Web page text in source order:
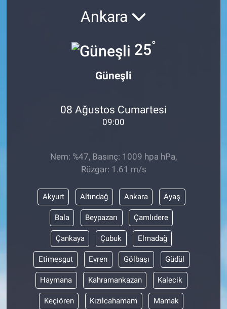
Ankara
25°
Güneşli
08 Ağustos Cumartesi
09:00
Nem: %47, Basınç: 1009 hpa hPa,
Rüzgar: 1.61 m/s
Akyurt Altındağ Ankara Ayaş
Bala Beypazarı Çamlıdere
Çankaya Çubuk Elmadağ
Etimesgut Evren Gölbaşı Güdül
Haymana Kahramankazan Kalecik
Keçiören Kızılcahamam Mamak
KÜLTÜR SANAT